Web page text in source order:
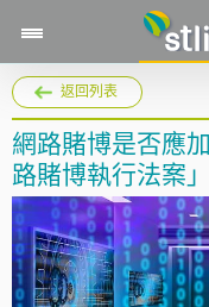
返回列表
網路賭博是否應
路賭博執行法案